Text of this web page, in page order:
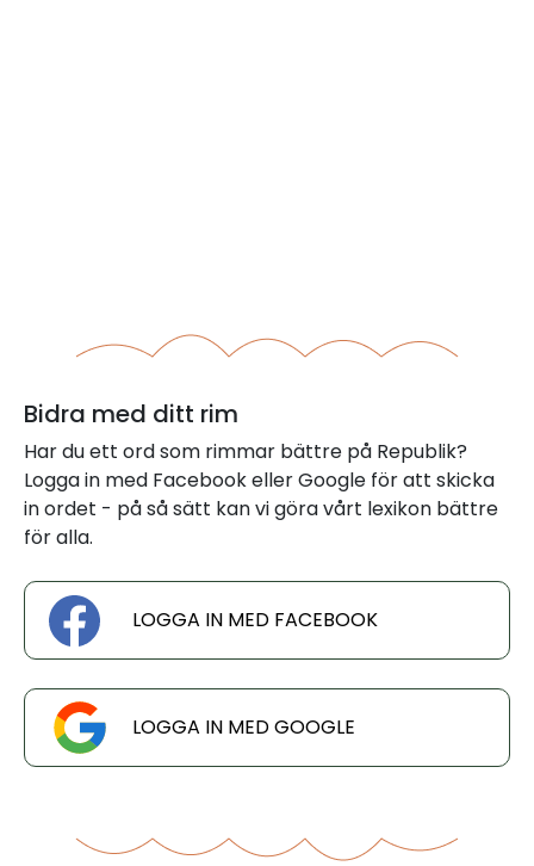
Bidra med ditt rim
Har du ett ord som rimmar bättre på Republik?
Logga in med Facebook eller Google för att skicka
in ordet - på så sätt kan vi göra vårt lexikon bättre
för alla.
LOGGA IN MED FACEBOOK
LOGGA IN MED GOOGLE